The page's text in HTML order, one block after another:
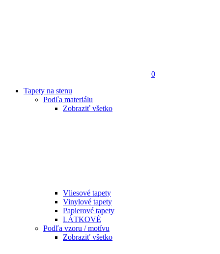
0
Tapety na stenu
Podľa materiálu
Zobraziť všetko
Vliesové tapety
Vinylové tapety
Papierové tapety
LÁTKOVÉ
Podľa vzoru / motívu
Zobraziť všetko